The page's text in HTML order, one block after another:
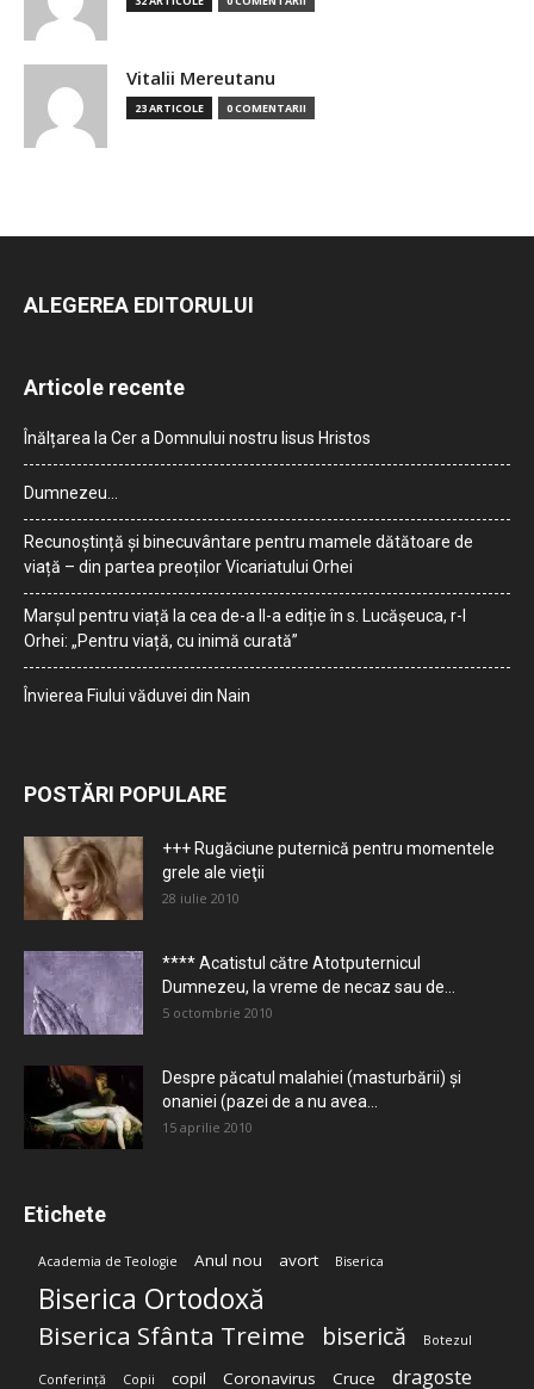
Vitalii Mereutanu
23 ARTICOLE 0 COMENTARII
ALEGEREA EDITORULUI
Articole recente
Înălțarea la Cer a Domnului nostru Iisus Hristos
Dumnezeu…
Recunoștință și binecuvântare pentru mamele dătătoare de
viață – din partea preoților Vicariatului Orhei
Marșul pentru viață la cea de-a II-a ediție în s. Lucășeuca, r-l
Orhei: „Pentru viață, cu inimă curată”
Învierea Fiului văduvei din Nain
POSTĂRI POPULARE
+++ Rugăciune puternică pentru momentele
grele ale vieţii
28 iulie 2010
**** Acatistul către Atotputernicul
Dumnezeu, la vreme de necaz sau de...
5 octombrie 2010
Despre păcatul malahiei (masturbării) şi
onaniei (pazei de a nu avea...
15 aprilie 2010
Etichete
Academia de Teologie Anul nou avort Biserica
Biserica Ortodoxă
Biserica Sfânta Treime biserică Botezul
Conferință Copii copil Coronavirus Cruce dragoste